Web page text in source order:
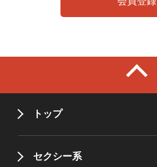
トップ
セクシー系